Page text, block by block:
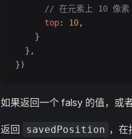
      // 在元素上 10 像素
      top
: 10,
    }
  },
})
如果返回一个 falsy 的值，或
返回 savedPosition ，在